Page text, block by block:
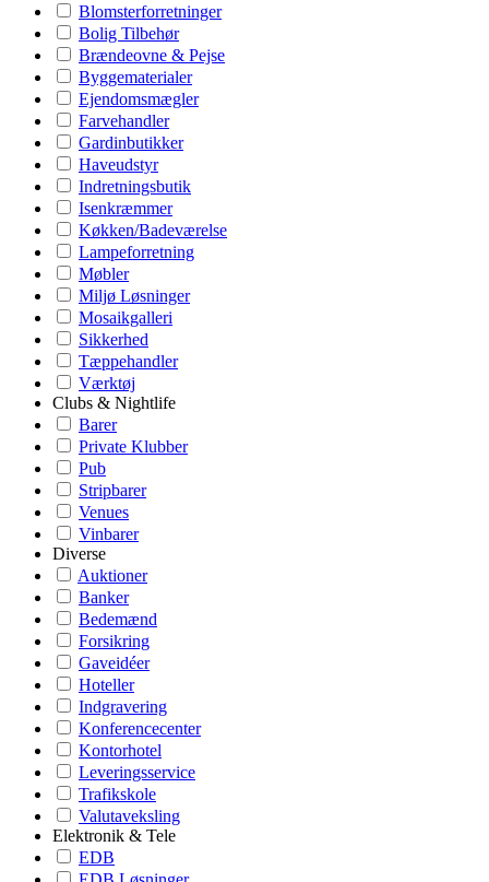
Blomsterforretninger
Bolig Tilbehør
Brændeovne & Pejse
Byggematerialer
Ejendomsmægler
Farvehandler
Gardinbutikker
Haveudstyr
Indretningsbutik
Isenkræmmer
Køkken/Badeværelse
Lampeforretning
Møbler
Miljø Løsninger
Mosaikgalleri
Sikkerhed
Tæppehandler
Værktøj
Clubs & Nightlife
Barer
Private Klubber
Pub
Stripbarer
Venues
Vinbarer
Diverse
Auktioner
Banker
Bedemænd
Forsikring
Gaveidéer
Hoteller
Indgravering
Konferencecenter
Kontorhotel
Leveringsservice
Trafikskole
Valutaveksling
Elektronik & Tele
EDB